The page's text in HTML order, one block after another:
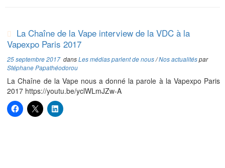
La Chaîne de la Vape interview de la VDC à la
Vapexpo Paris 2017
25 septembre 2017dansLes médias parlent de nous/Nos actualitéspar
Stéphane Papathéodorou
La Chaîne de la Vape nous a donné la parole à la Vapexpo Paris
2017 https://youtu.be/yclWLmJZw-A